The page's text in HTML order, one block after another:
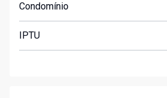
Condomínio
IPTU